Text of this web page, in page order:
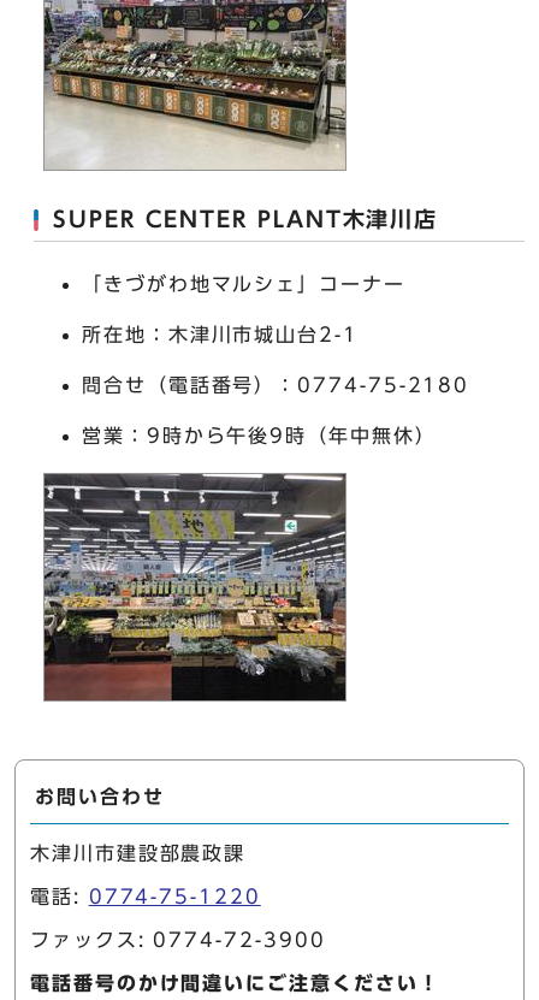
SUPER CENTER PLANT木津川店
「きづがわ地マルシェ」コーナー
所在地：木津川市城山台2-1
問合せ（電話番号）：0774-75-2180
営業：9時から午後9時（年中無休）
お問い合わせ
木津川市建設部農政課
電話: 0774-75-1220
ファックス: 0774-72-3900
電話番号のかけ間違いにご注意ください！